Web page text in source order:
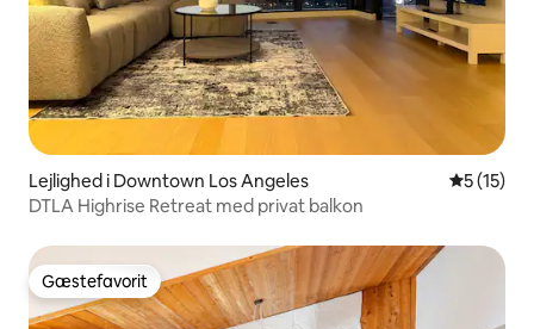
Lejlighed i Downtown Los Angeles 5 ud af 5
5 (15)
DTLA Highrise Retreat med privat balkon
Gæstefavorit
Gæstefavorit